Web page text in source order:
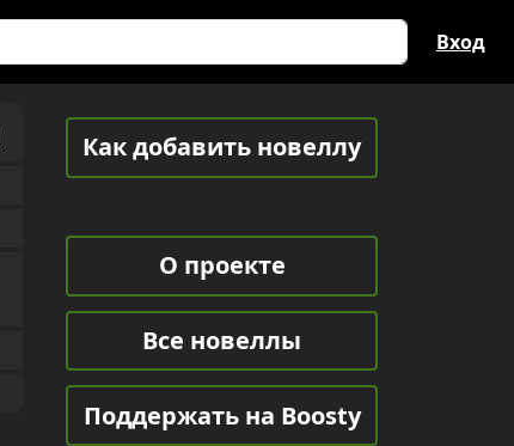
Вход
Как добавить новеллу
О проекте
Все новеллы
Поддержать на Boosty